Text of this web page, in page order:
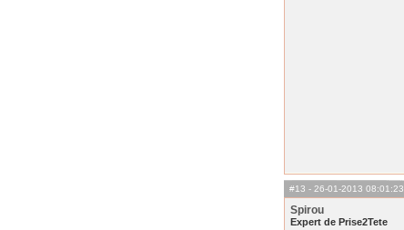
#13 - 26-01-2013 08:01:23
Spirou
Expert de Prise2Tete